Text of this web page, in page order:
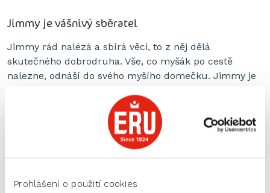
Prohlášení o použití cookies
Jimmy je vášnivý sběratel
Jimmy rád nalézá a sbírá věci, to z něj dělá
skutečného dobrodruha. Vše, co myšák po cestě
nalezne, odnáší do svého myšího domečku. Jimmy je
Jimmy si rád hraje, sportuje a tančí
kamarády na skateboardu.